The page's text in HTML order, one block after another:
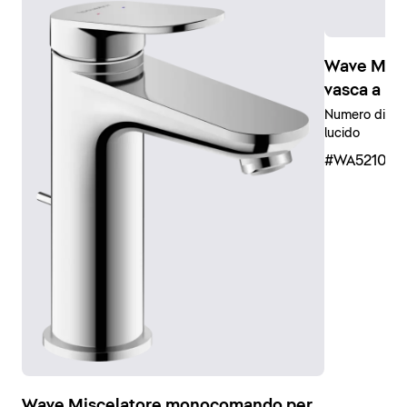
Wave
vasca a
Numero di
lucido